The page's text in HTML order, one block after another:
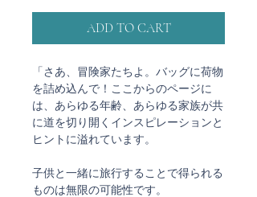
ADD TO CART
「さあ、冒険家たちよ。バッグに荷物
を詰め込んで！ここからのページに
は、あらゆる年齢、あらゆる家族が共
に道を切り開くインスピレーションと
ヒントに溢れています。
子供と一緒に旅行することで得られる
ものは無限の可能性です。